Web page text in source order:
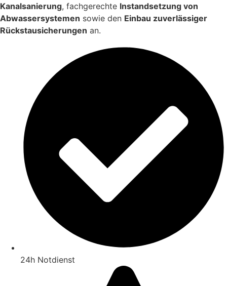
Kanalsanierung, fachgerechte Instandsetzung von
Abwassersystemen sowie den Einbau zuverlässiger
Rückstausicherungen an.
24h Notdienst